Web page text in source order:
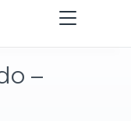
Toggle
navigation
–